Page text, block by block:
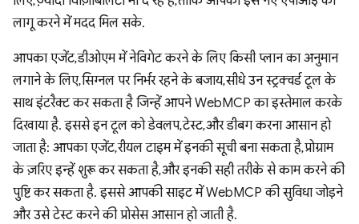
लागू करने में मदद मिल सके.
आपका एजेंट, डीओएम में नेविगेट करने के लिए किसी प्लान का अनुमान
लगाने के लिए, सिग्नल पर निर्भर रहने के बजाय, सीधे उन स्ट्रक्चर्ड टूल के
साथ इंटरैक्ट कर सकता है जिन्हें आपने WebMCP का इस्तेमाल करके
दिखाया है. इससे इन टूल को डेवलप, टेस्ट, और डीबग करना आसान हो
जाता है: आपका एजेंट, रीयल टाइम में इनकी सूची बना सकता है, प्रोग्राम
के ज़रिए इन्हें शुरू कर सकता है, और इनकी सही तरीके से काम करने की
पुष्टि कर सकता है. इससे आपकी साइट में WebMCP की सुविधा जोड़ने
और उसे टेस्ट करने की प्रोसेस आसान हो जाती है.